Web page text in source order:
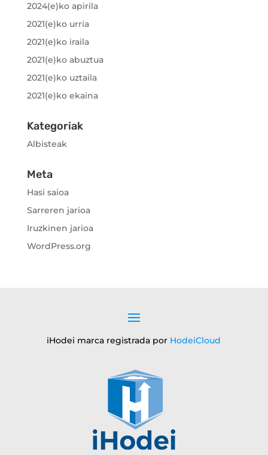
2024(e)ko apirila
2021(e)ko urria
2021(e)ko iraila
2021(e)ko abuztua
2021(e)ko uztaila
2021(e)ko ekaina
Kategoriak
Albisteak
Meta
Hasi saioa
Sarreren jarioa
Iruzkinen jarioa
WordPress.org
iHodei marca registrada por HodeiCloud